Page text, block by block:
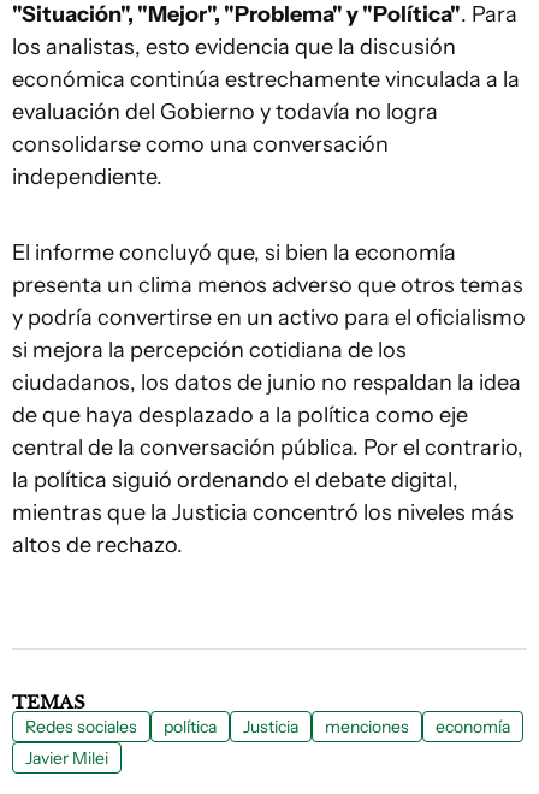
"Situación", "Mejor", "Problema" y "Política". Para
los analistas, esto evidencia que la discusión
económica continúa estrechamente vinculada a la
evaluación del Gobierno y todavía no logra
consolidarse como una conversación
independiente.
El informe concluyó que, si bien la economía
presenta un clima menos adverso que otros temas
y podría convertirse en un activo para el oficialismo
si mejora la percepción cotidiana de los
ciudadanos, los datos de junio no respaldan la idea
de que haya desplazado a la política como eje
central de la conversación pública. Por el contrario,
la política siguió ordenando el debate digital,
mientras que la Justicia concentró los niveles más
altos de rechazo.
TEMAS
Redes sociales política Justicia menciones
economía
Javier Milei